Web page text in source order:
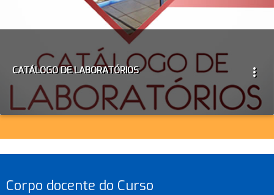
CATÁLOGO DE LABORATÓRIOS more_vert
Corpo docente do Curso